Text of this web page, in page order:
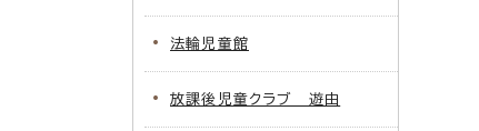
法輪児童館
放課後児童クラブ 遊由